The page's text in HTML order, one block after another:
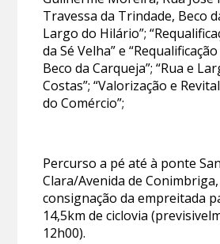
Travessa da Trindade, Beco
Largo do Hilário”;
da Sé Velha” e
Beco da Carqueja”; “Rua e
Costas”; “Valorização e
do Comércio”;
Percurso a pé até à ponte
Clara/Avenida de
consignação da empreitada
14,5km de ciclovia
12h00).